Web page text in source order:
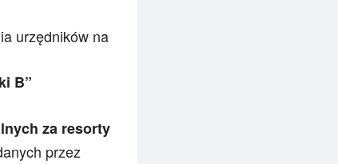
urzędników na
B”
za resorty
przez